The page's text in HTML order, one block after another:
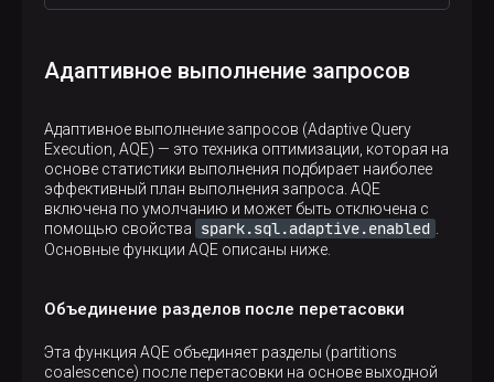
Адаптивное выполнение запросов
Адаптивное выполнение запросов (Adaptive Query
Execution, AQE) — это техника оптимизации, которая на
основе статистики выполнения подбирает наиболее
эффективный план выполнения запроса. AQE
включена по умолчанию и может быть отключена с
помощью свойства
spark.sql.adaptive.enabled
Основные функции AQE описаны ниже.
Объединение разделов после перетасовки
Эта функция AQE объединяет разделы (partitions
coalescence) после перетасовки на основе выходной